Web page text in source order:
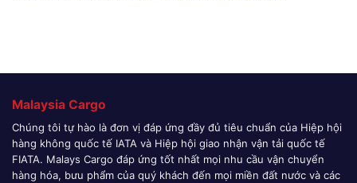
Malaysia Cargo
Chúng tôi tự hào là đơn vị đáp ứng đầy đủ tiêu chuẩn của Hiệp hội
hàng không quốc tế IATA và Hiệp hội giao nhận vận tải quốc tế
FIATA. Malays Cargo đáp ứng tốt nhất mọi nhu cầu vận chuyển
hàng hóa, bưu phẩm của quý khách đến mọi miền đất nước và các